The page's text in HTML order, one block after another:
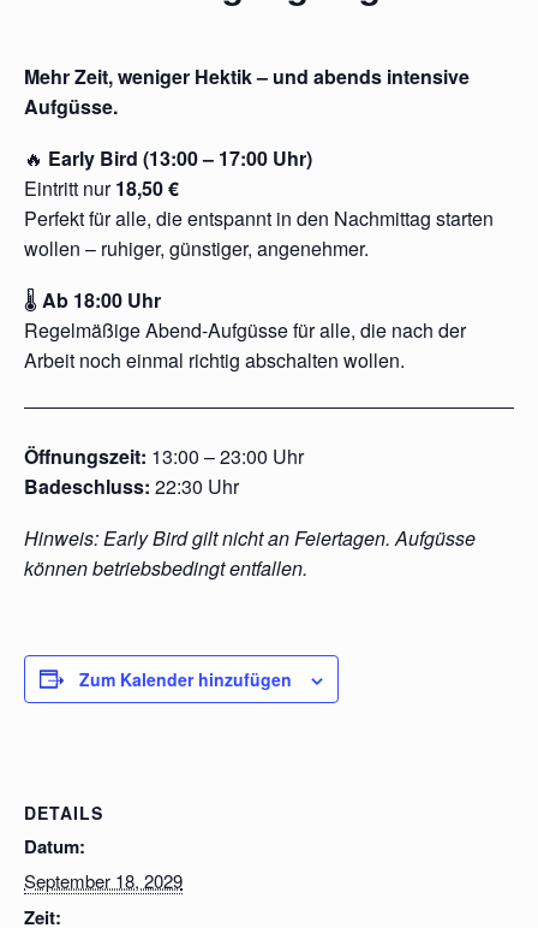
Mehr Zeit, weniger Hektik – und abends intensive
Aufgüsse.
🔥 Early Bird (13:00 – 17:00 Uhr)
Eintritt nur18,50 €
Perfekt für alle, die entspannt in den Nachmittag starten
wollen – ruhiger, günstiger, angenehmer.
🌡 Ab 18:00 Uhr
Regelmäßige Abend-Aufgüsse für alle, die nach der
Arbeit noch einmal richtig abschalten wollen.
Öffnungszeit: 13:00 – 23:00 Uhr
Badeschluss: 22:30 Uhr
Hinweis: Early Bird gilt nicht an Feiertagen. Aufgüsse
können betriebsbedingt entfallen.
Zum Kalender hinzufügen
DETAILS
Datum:
September 18, 2029
Zeit: